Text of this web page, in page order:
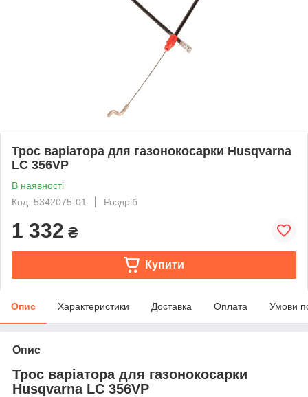
Трос варіатора для газонокосарки Husqvarna
LC 356VP
В наявності
Код: 5342075-01
Роздріб
1 332 ₴
Купити
Опис Характеристики Доставка Оплата Умови
Опис
Трос варіатора для газонокосарки
Husqvarna LC 356VP